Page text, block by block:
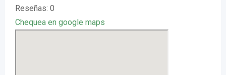
Reseñas: 0
Chequea en google maps